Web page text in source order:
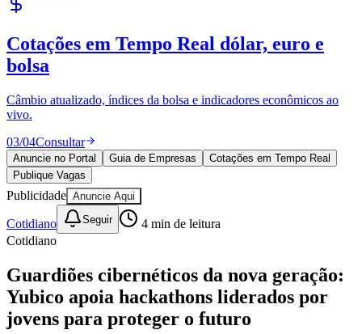
Bragantino
Publique Vagas encontre talentos
Publique vagas e encontre os melhores profissionais da região.
04/04Publicar
Anuncie no Portal
Publique Vagas
Publicidade Anuncie Aqui
Cotidiano Seguir
Cotidiano
Guardiões cibernéticos da nova geração:
jovens para proteger o futuro
JB Negócios e DINO
23 de abril de 2025 às 21:30